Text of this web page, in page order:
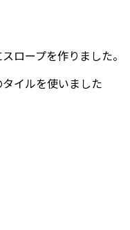
ロープを作りました。
イルを使いました